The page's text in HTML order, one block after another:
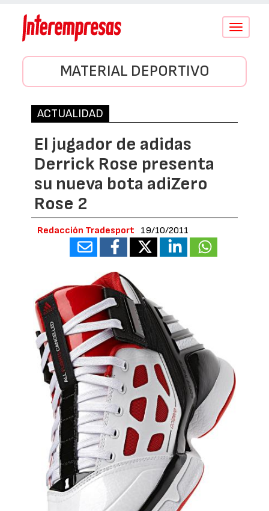
Conmutar
MATERIAL DEPORTIVO
ACTUALIDAD
El jugador de adidas
Derrick Rose presenta
su nueva bota adiZero
Rose 2
Redacción Tradesport 19/10/2011